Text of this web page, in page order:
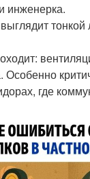
инженерка.
Особенно
где